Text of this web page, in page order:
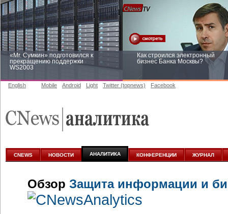
«Mr. Сумкин» подготовился к
прекращению поддержки
WS2003
Как строился электронный
бизнес Банка Москвы?
аналитике
English Mobile Android Light Twitter (topnews) Facebook
CNEWS НОВОСТИ АНАЛИТИКА КОНФЕРЕНЦИИ ЖУРНАЛ
Обзор Защита информации и